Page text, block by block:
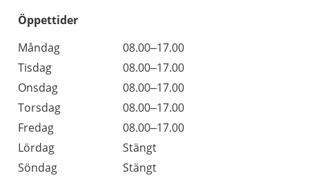
Öppettider
Dag
Öppettider
Kommentarer
Måndag
08.00–17.00
Tisdag
08.00–17.00
Onsdag
08.00–17.00
Torsdag
08.00–17.00
Fredag
08.00–17.00
Lördag
Stängt
Söndag
Stängt